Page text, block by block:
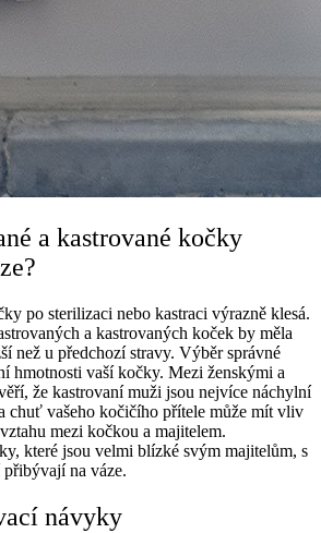
a kastrované kočky
po sterilizaci nebo kastraci výrazně klesá.
a kastrovaných koček by měla
než u předchozí stravy. Výběr správné
hmotnosti vaší kočky. Mezi ženskými a
že kastrovaní muži jsou nejvíce náchylní
chuť vašeho kočičího přítele může mít vliv
mezi kočkou a majitelem.
které jsou velmi blízké svým majitelům, s
na váze.
návyky